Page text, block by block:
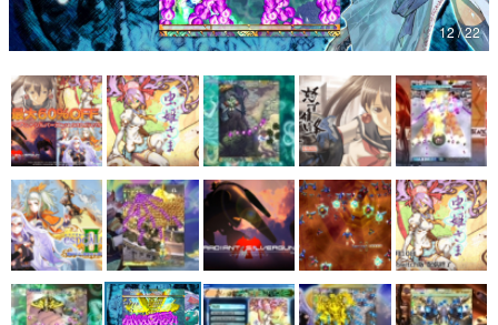
アプリレビュー
電ファミニコゲーマーとは？
運営：株式会社マレ